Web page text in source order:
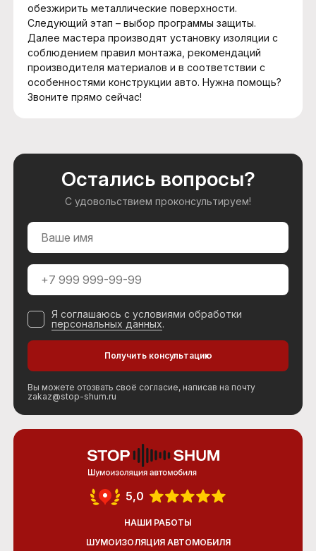
обезжирить металлические поверхности.
Следующий этап – выбор программы защиты.
Далее мастера производят установку изоляции с
соблюдением правил монтажа, рекомендаций
производителя материалов и в соответствии с
особенностями конструкции авто. Нужна помощь?
Звоните прямо сейчас!
Остались вопросы?
С удовольствием проконсультируем!
Я соглашаюсь с условиями обработки
персональных данных.
Вы можете отозвать своё согласие, написав на почту
zakaz@stop-shum.ru
5,0
НАШИ РАБОТЫ
ШУМОИЗОЛЯЦИЯ АВТОМОБИЛЯ